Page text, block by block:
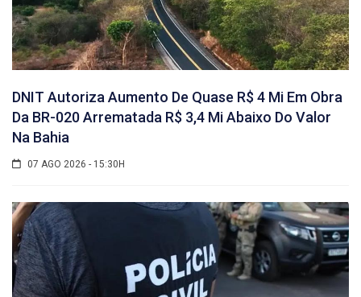
DNIT Autoriza Aumento De Quase R$ 4 Mi Em Obra
Da BR-020 Arrematada R$ 3,4 Mi Abaixo Do Valor
Na Bahia
07 AGO 2026 - 15:30H